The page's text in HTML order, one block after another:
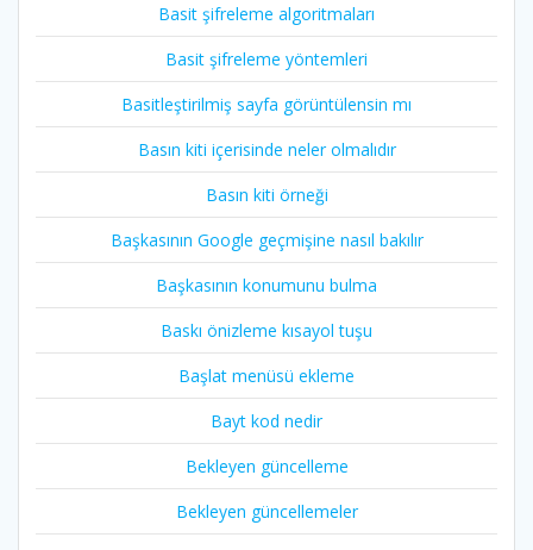
Basit şifreleme algoritmaları
Basit şifreleme yöntemleri
Basitleştirilmiş sayfa görüntülensin mı
Basın kiti içerisinde neler olmalıdır
Basın kiti örneği
Başkasının Google geçmişine nasıl bakılır
Başkasının konumunu bulma
Baskı önizleme kısayol tuşu
Başlat menüsü ekleme
Bayt kod nedir
Bekleyen güncelleme
Bekleyen güncellemeler